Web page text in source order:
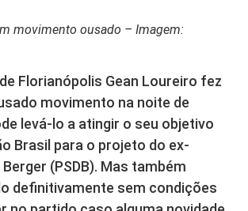
movimento ousado – Imagem:
Florianópolis Gean Loureiro fez
movimento na noite de
levá-lo a atingir o seu objetivo
Brasil para o projeto do ex-
(PSDB). Mas também
definitivamente sem condições